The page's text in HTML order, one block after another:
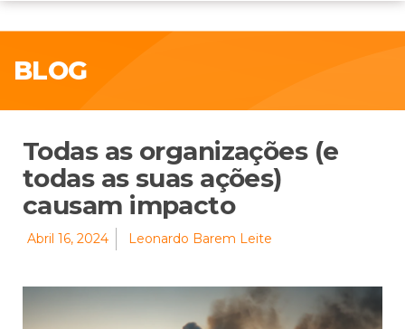
BLOG
Todas as organizações (e
todas as suas ações)
causam impacto
Abril 16, 2024 Leonardo Barem Leite